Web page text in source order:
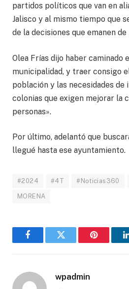
partidos políticos que van en
Jalisco y al mismo tiempo que
de la decisiones que emanen
Olea Frías dijo haber caminado
municipalidad, y traer consigo
población y las necesidades
colonias que exigen mejorar la
personas».
Por último, adelantó que
llegué hasta ese ayuntamiento.
#2024 #4T #Noticias360
MORENA
FacebookTwitter Pinterest
wpadmin